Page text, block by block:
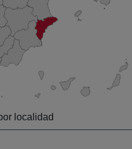
localidad